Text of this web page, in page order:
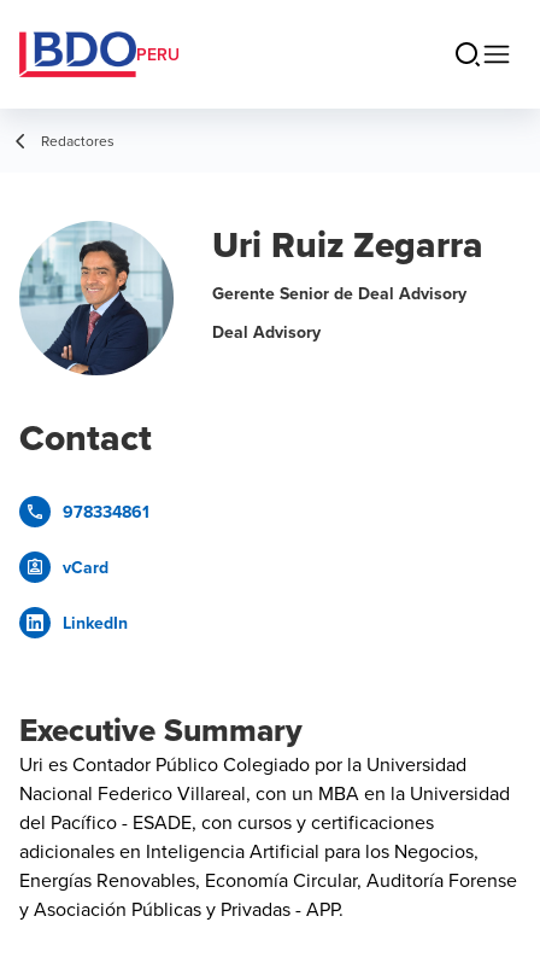
PERU
Redactores
Uri Ruiz Zegarra
Gerente Senior de Deal Advisory
Deal Advisory
Contact
978334861
vCard
LinkedIn
Executive Summary
Uri es Contador Público Colegiado por la Universidad
Nacional Federico Villareal, con un MBA en la Universidad
del Pacífico - ESADE, con cursos y certificaciones
adicionales en Inteligencia Artificial para los Negocios,
Energías Renovables, Economía Circular, Auditoría Forense
y Asociación Públicas y Privadas - APP.